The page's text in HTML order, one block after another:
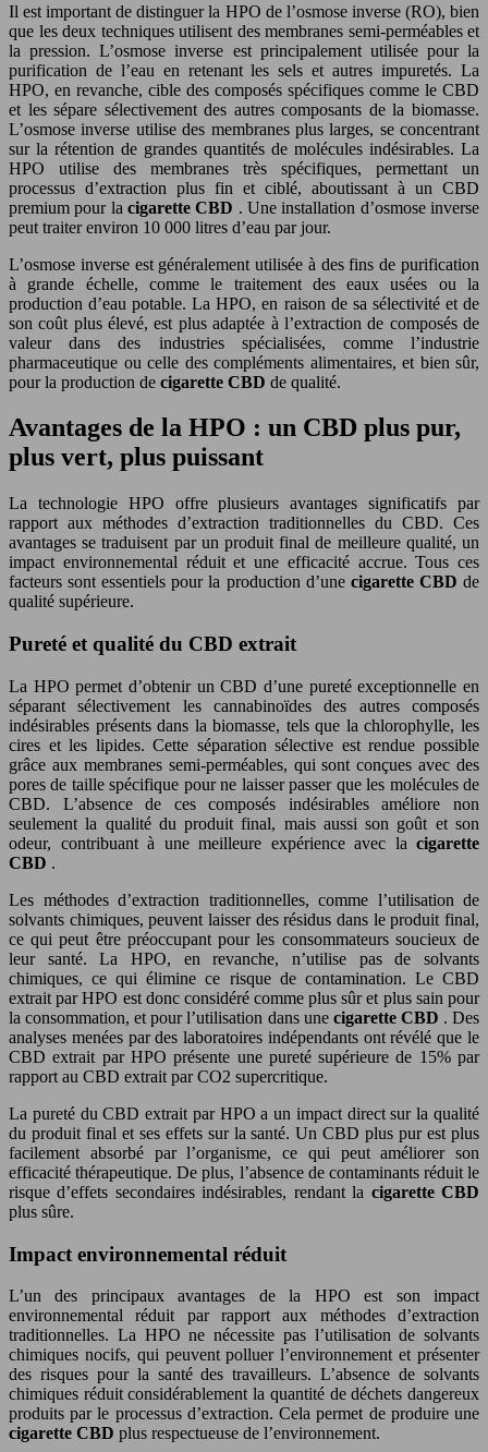
Il est important de distinguer la HPO de l’osmose inverse (RO), bien
que les deux techniques utilisent des membranes semi-perméables et
la pression. L’osmose inverse est principalement utilisée pour la
purification de l’eau en retenant les sels et autres impuretés. La
HPO, en revanche, cible des composés spécifiques comme le CBD
et les sépare sélectivement des autres composants de la biomasse.
L’osmose inverse utilise des membranes plus larges, se concentrant
sur la rétention de grandes quantités de molécules indésirables. La
HPO utilise des membranes très spécifiques, permettant un
processus d’extraction plus fin et ciblé, aboutissant à un CBD
premium pour la cigarette CBD . Une installation d’osmose inverse
peut traiter environ 10 000 litres d’eau par jour.
L’osmose inverse est généralement utilisée à des fins de purification
à grande échelle, comme le traitement des eaux usées ou la
production d’eau potable. La HPO, en raison de sa sélectivité et de
son coût plus élevé, est plus adaptée à l’extraction de composés de
valeur dans des industries spécialisées, comme l’industrie
pharmaceutique ou celle des compléments alimentaires, et bien sûr,
pour la production de cigarette CBD de qualité.
Avantages de la HPO : un CBD plus pur,
plus vert, plus puissant
La technologie HPO offre plusieurs avantages significatifs par
rapport aux méthodes d’extraction traditionnelles du CBD. Ces
avantages se traduisent par un produit final de meilleure qualité, un
impact environnemental réduit et une efficacité accrue. Tous ces
facteurs sont essentiels pour la production d’une cigarette CBDde
qualité supérieure.
Pureté et qualité du CBD extrait
La HPO permet d’obtenir un CBD d’une pureté exceptionnelle en
séparant sélectivement les cannabinoïdes des autres composés
indésirables présents dans la biomasse, tels que la chlorophylle, les
cires et les lipides. Cette séparation sélective est rendue possible
grâce aux membranes semi-perméables, qui sont conçues avec des
pores de taille spécifique pour ne laisser passer que les molécules de
CBD. L’absence de ces composés indésirables améliore non
seulement la qualité du produit final, mais aussi son goût et son
odeur, contribuant à une meilleure expérience avec la cigarette
CBD .
Les méthodes d’extraction traditionnelles, comme l’utilisation de
solvants chimiques, peuvent laisser des résidus dans le produit final,
ce qui peut être préoccupant pour les consommateurs soucieux de
leur santé. La HPO, en revanche, n’utilise pas de solvants
chimiques, ce qui élimine ce risque de contamination. Le CBD
extrait par HPO est donc considéré comme plus sûr et plus sain pour
la consommation, et pour l’utilisation dans une cigarette CBD . Des
analyses menées par des laboratoires indépendants ont révélé que le
CBD extrait par HPO présente une pureté supérieure de 15% par
rapport au CBD extrait par CO2 supercritique.
La pureté du CBD extrait par HPO a un impact direct sur la qualité
du produit final et ses effets sur la santé. Un CBD plus pur est plus
facilement absorbé par l’organisme, ce qui peut améliorer son
efficacité thérapeutique. De plus, l’absence de contaminants réduit le
risque d’effets secondaires indésirables, rendant la cigarette CBD
plus sûre.
Impact environnemental réduit
L’un des principaux avantages de la HPO est son impact
environnemental réduit par rapport aux méthodes d’extraction
traditionnelles. La HPO ne nécessite pas l’utilisation de solvants
chimiques nocifs, qui peuvent polluer l’environnement et présenter
des risques pour la santé des travailleurs. L’absence de solvants
chimiques réduit considérablement la quantité de déchets dangereux
produits par le processus d’extraction. Cela permet de produire une
cigarette CBD plus respectueuse de l’environnement.